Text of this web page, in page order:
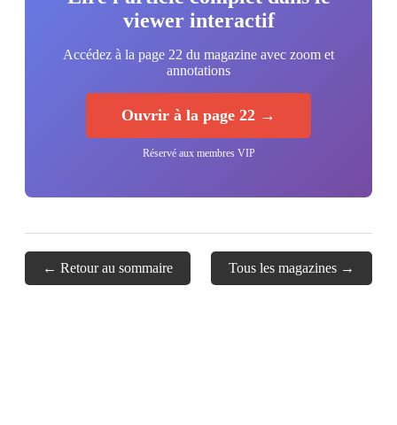
viewer interactif
Accédez à la page 22 du magazine avec zoom et
annotations
Ouvrir à la page 22 →
Réservé aux membres VIP
← Retour au sommaire Tous les magazines →